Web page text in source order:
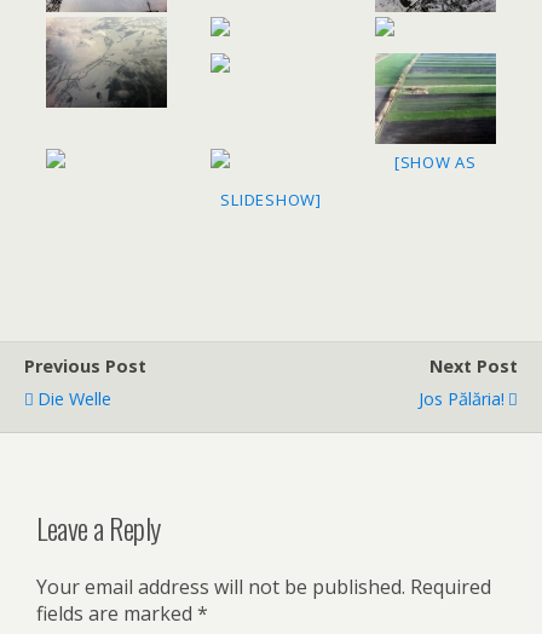
[SHOW AS
SLIDESHOW]
Previous Post
Die Welle
Next Post
Jos Pălăria!
Leave a Reply
Your email address will not be published. Required
fields are marked *